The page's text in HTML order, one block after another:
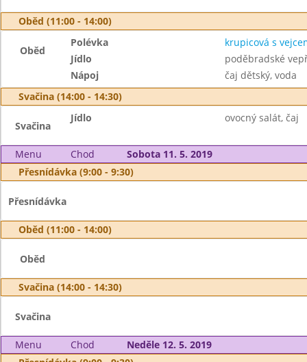
Oběd (11:00 - 14:00)
Oběd
Polévka
krupicová s
Jídlo
poděbradské
Nápoj
čaj dětský, voda
Svačina (14:00 - 14:30)
Svačina
Jídlo ovocný salát, čaj
Menu Chod
Sobota 11. 5. 2019
Přesnídávka (9:00 - 9:30)
Přesnídávka
Oběd (11:00 - 14:00)
Oběd
Svačina (14:00 - 14:30)
Svačina
Menu Chod
Neděle 12. 5. 2019